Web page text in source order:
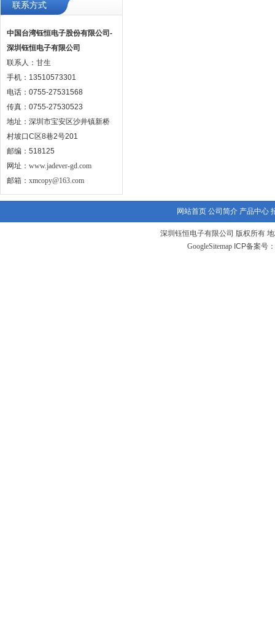
联系方式
中国台湾钰恒电子股份有限公司-
深圳钰恒电子有限公司
联系人：甘生
手机：13510573301
电话：0755-27531568
传真：0755-27530523
地址：深圳市宝安区沙井镇新桥
村坡口C区8巷2号201
邮编：518125
网址： www.jadever-gd.com
邮箱： xmcopy@163.com
网站首页 公司简介 产品中心
深圳钰恒电子有限公司 版权所有
GoogleSitemap ICP备案号：